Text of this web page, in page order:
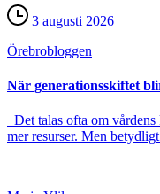
3 augusti 2026
Örebro­bloggen
När generationsskiftet
Det talas ofta om
mer resurser. Men